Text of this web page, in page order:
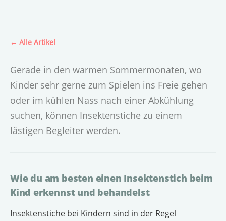
← Alle Artikel
Gerade in den warmen Sommermonaten, wo
Kinder sehr gerne zum Spielen ins Freie gehen
oder im kühlen Nass nach einer Abkühlung
suchen, können Insektenstiche zu einem
lästigen Begleiter werden.
Wie du am besten einen Insektenstich beim
Kind erkennst und behandelst
Insektenstiche bei Kindern sind in der Regel